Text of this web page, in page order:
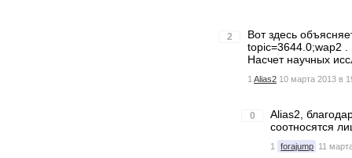
2
Вот здесь
topic=3644.0;wap2 .
Насчет научных
1Alias2 10 марта 2013 в
0
Alias2,
соотносятся
1 forajump 11